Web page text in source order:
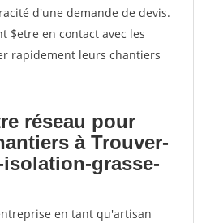
d'une demande de devis.
$etre en contact avec les
rapidement leurs chantiers
réseau pour
à Trouver-
grasse-
en tant qu'artisan